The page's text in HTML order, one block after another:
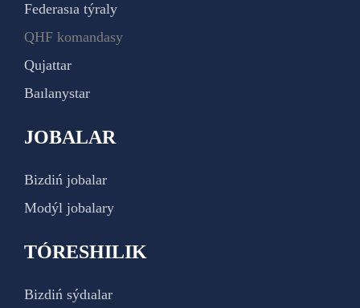
Federasıa týraly
QHF komandasy
Qujattar
Baılanystar
JOBALAR
Bizdiń jobalar
Modýl jobalary
TÓRESHILIK
Bizdiń sýdıalar